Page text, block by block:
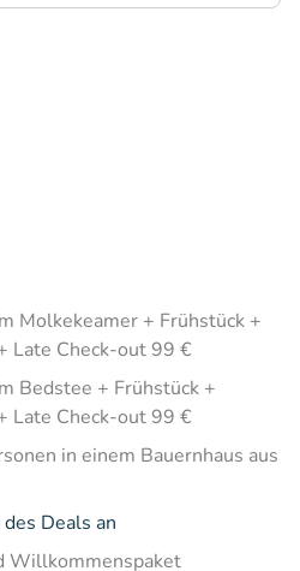
Molkekeamer + Frühstück +
Late Check-out 99 €
Bedstee + Frühstück +
Late Check-out 99 €
in einem Bauernhaus aus
Deals an
Willkommenspaket